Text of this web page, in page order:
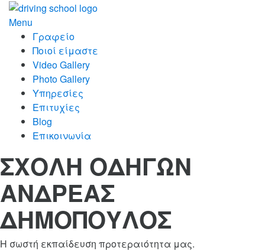
Skip
content
Menu
Γραφείο
Ποιοί είμαστε
Video Gallery
Photo Gallery
Υπηρεσίες
Επιτυχίες
Blog
Επικοινωνία
ΣΧΟΛΗ ΟΔΗΓΩΝ
ΑΝΔΡΕΑΣ
ΔΗΜΟΠΟΥΛΟΣ
Η σωστή εκπαίδευση προτεραιότητα μας.